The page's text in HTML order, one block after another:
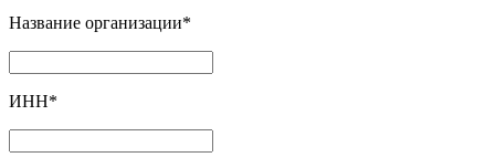
Название организации*
ИНН*